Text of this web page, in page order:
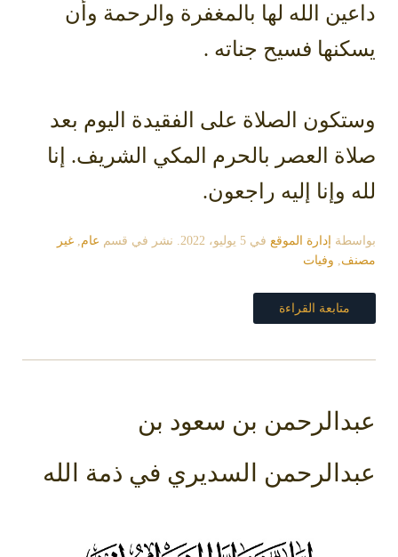
داعين الله لها بالمغفرة والرحمة وأن
يسكنها فسيح جناته .
وستكون الصلاة على الفقيدة اليوم بعد
صلاة العصر بالحرم المكي الشريف. إنا
لله وإنا إليه راجعون.
بواسطة إدارة الموقع في 5 يوليو، 2022 . نشر في قسم عام غير
مصنف
وفيات
متابعة القراءة
عبدالرحمن بن سعود بن
عبدالرحمن السديري في ذمة الله